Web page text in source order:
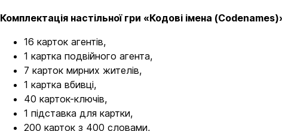
Комплектація настільної гри «Кодові імена
16 карток агентів,
1 картка подвійного агента,
7 карток мирних жителів,
1 картка вбивці,
40 карток-ключів,
1 підставка для картки,
200 карток з 400 словами,